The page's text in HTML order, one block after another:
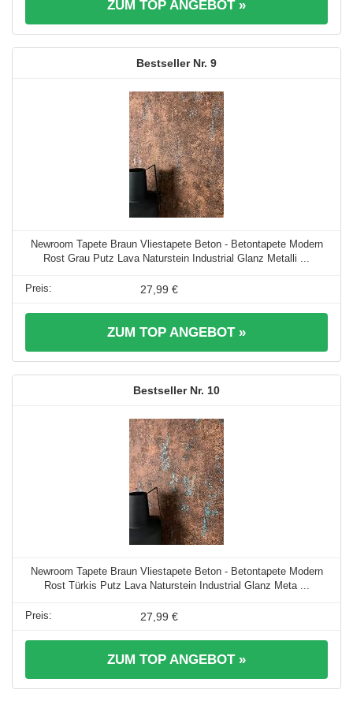
ZUM TOP ANGEBOT »
9
Newroom Tapete Braun Vliestapete Beton - Betontapete Modern
Rost Grau Putz Lava Naturstein Industrial Glanz Metalli ...
27,99 €
ZUM TOP ANGEBOT »
10
Newroom Tapete Braun Vliestapete Beton - Betontapete Modern
Rost Türkis Putz Lava Naturstein Industrial Glanz Meta ...
27,99 €
ZUM TOP ANGEBOT »